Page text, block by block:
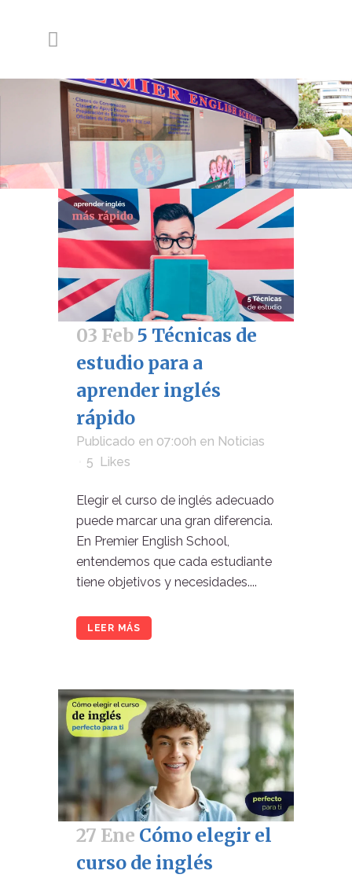
03 Feb 5 Técnicas de
estudio para a
aprender inglés
rápido
Publicado en 07:00h en Noticias
5 Likes
Elegir el curso de inglés adecuado
puede marcar una gran diferencia.
En Premier English School,
entendemos que cada estudiante
tiene objetivos y necesidades....
LEER MÁS
27 Ene Cómo elegir el
curso de inglés